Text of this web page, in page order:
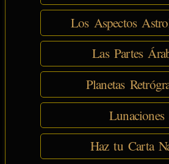
Los Aspectos
Las Partes
Planetas
Lunaciones
Haz tu Carta